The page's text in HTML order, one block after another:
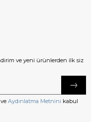
ve yeni ürünlerden ilk siz
ve Aydınlatma Metnini kabul